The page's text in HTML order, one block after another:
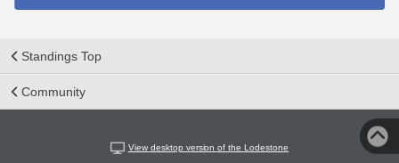
Standings Top
Community
View desktop version of the Lodestone